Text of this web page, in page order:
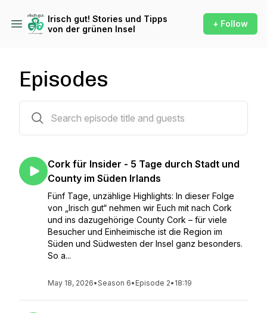
Irisch gut! Stories und Tipps
von der grünen Insel
+ Follow
Episodes
Cork für Insider - 5 Tage durch Stadt und
County im Süden Irlands
Fünf Tage, unzählige Highlights: In dieser Folge
von „Irisch gut“ nehmen wir Euch mit nach Cork
und ins dazugehörige County Cork – für viele
Besucher und Einheimische ist die Region im
Süden und Südwesten der Insel ganz besonders.
So a...
May 18, 2026•Season 6• Episode 2• 18:19